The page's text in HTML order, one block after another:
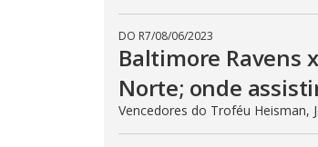
DO R7/08/06/2023
Baltimore Ravens
Norte; onde
Vencedores do Troféu Heisman,